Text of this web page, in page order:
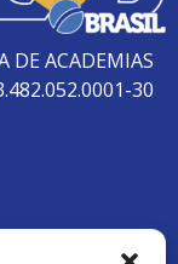
DE ACADEMIAS
30